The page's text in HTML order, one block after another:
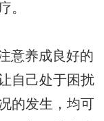
。
意养成良好的
自己处于困扰
的发生，均可